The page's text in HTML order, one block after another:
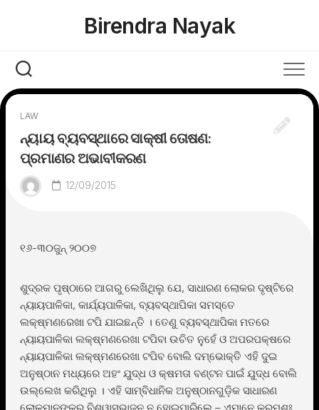
Birendra Nayak
LAW
ନ୍ୟାୟ ବ୍ୟବସ୍ଥାରେ ସାକ୍ଷୀ ତୋଷଣ:
ପ୍ରମାଣର ଅଭାବୀକରଣ
12/09/2015
୧୬-୩୦ଜୁନ୍ ୨୦୦୭
ଶୁଦ୍ରକ ପୃଷ୍ଠାରେ ଆଗରୁ ଲେଖିଥିଲୁ ଯେ, ସାଧାରଣ ଲୋକର ଦୃଷ୍ଟିରେ
ନ୍ୟାୟପାଳିକା, କାର୍ଯ୍ୟପାଳିକା, ବ୍ୟବସ୍ଥାପିକା ସମସ୍ତେ
ଲକ୍ଷ୍ମଣରେଖା ଟପି ଯାଇଛନ୍ତି । ତେଣୁ ବ୍ୟବସ୍ଥାପିକା ମତରେ
ନ୍ୟାୟପାଳିକା ଲକ୍ଷ୍ମଣରେଖା ଟପିବା ଉଚିତ ନୁହେଁ ଓ ଅପରପକ୍ଷରେ
ନ୍ୟାୟପାଳିକା ଲକ୍ଷ୍ମଣରେଖା ଟପିବ ବୋଲି ଦମ୍ଭୋକ୍ତି ଏହି ଦୁଇ
ଅନୁଷ୍ଠାନ ମଧ୍ୟରେ ଅହଂ ଯୁଦ୍ଧ ଓ କ୍ଷମତା ବଣ୍ଟନ ପାଇଁ ଯୁଦ୍ଧ ବୋଲି
ଉଲ୍ଲେଖ କରିଥିଲୁ । ଏହି ସାମ୍ବିଧାନିକ ଅନୁଷ୍ଠାନଗୁଡ଼ିକ ସାଧାରଣ